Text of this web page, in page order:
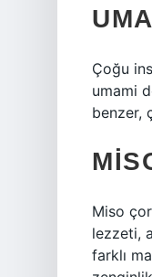
Çoğu
umami
benzer,
Miso
lezzeti,
farklı